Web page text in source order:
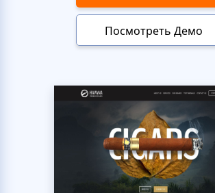
Посмотреть Демо